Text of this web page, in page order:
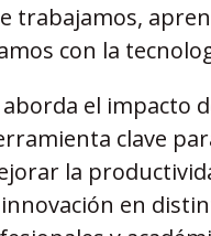
trabajamos,
con la
aborda el impacto
clave
la
en